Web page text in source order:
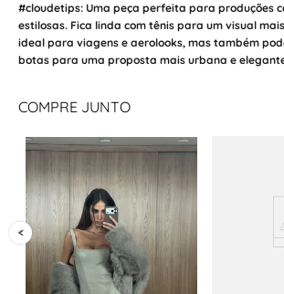
#cloudetips: Uma peça perfeita para produções
estilosas. Fica linda com tênis para um visual
ideal para viagens e aerolooks, mas também
botas para uma proposta mais urbana e
COMPRE JUNTO